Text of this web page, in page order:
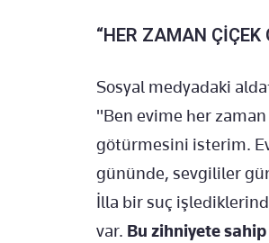
“HER ZAMAN ÇİÇEK
Sosyal medyadaki
"Ben evime her
götürmesini isterim.
gününde, sevgililer
İlla bir suç
var. Bu zihniyete